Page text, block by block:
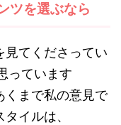
ツを選ぶなら
見てくださってい
っています
くまで私の意見で
イルは、